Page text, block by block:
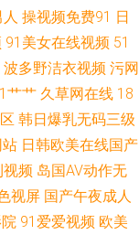
国产精品啪啪啪 青
在线视频 香蕉视频网页
锋黑丝高跟 白丝喷水喷
亚洲变态性爱网 岛国
小视频 欧美色图网站
操视频免费91 日
91美女在线视频 51
波多野洁衣视频 污网
艹艹 久草网在线 18
韩日爆乳无码三级
站 日韩欧美在线国产
频 岛国AV动作无
视屏 国产午夜成人
91爱爱视频 欧美